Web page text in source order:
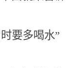
要多喝水”